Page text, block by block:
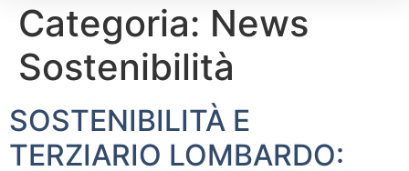
Categoria: News
Sostenibilità
SOSTENIBILITÀ E
TERZIARIO LOMBARDO: